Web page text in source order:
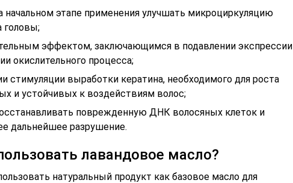
начальном этапе применения улучшать микроциркуляцию
головы;
эффектом, заключающимся в подавлении экспрессии
окислительного процесса;
стимуляции выработки кератина, необходимого для роста
и устойчивых к воздействиям волос;
поврежденную ДНК волосяных клеток и
дальнейшее разрушение.
лавандовое масло?
натуральный продукт как базовое масло для